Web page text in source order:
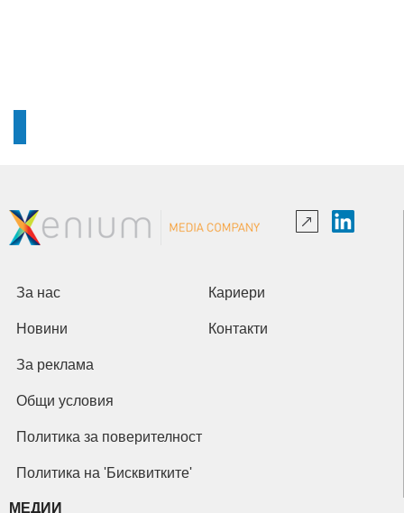
За нас Кариери
Новини Контакти
За реклама
Общи условия
Политика за поверителност
Политика на 'Бисквитките'
МЕДИИ